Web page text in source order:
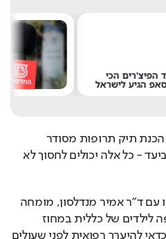
הכי
הגיע לישראל
ברפואת ילדים וברפואה דחופה לילדים של כללית במחוז